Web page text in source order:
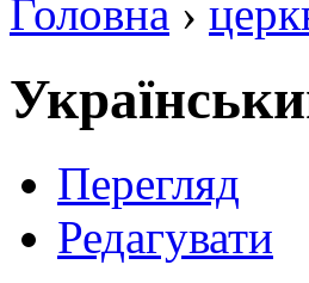
Головна ›
Перегляд
Редагувати